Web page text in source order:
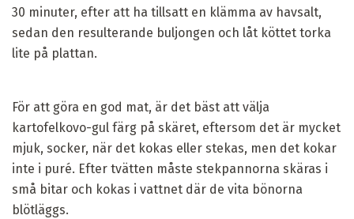
30 minuter, efter att ha tillsatt en klämma av havsalt,
sedan den resulterande buljongen och låt köttet torka
lite på plattan.
För att göra en god mat, är det bäst att välja
kartofelkovo-gul färg på skäret, eftersom det är mycket
mjuk, socker, när det kokas eller stekas, men det kokar
inte i puré. Efter tvätten måste stekpannorna skäras i
små bitar och kokas i vattnet där de vita bönorna
blötläggs.